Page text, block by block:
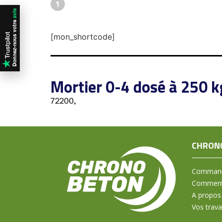
1
[mon_shortcode]
Mortier 0-4 dosé à 250
72200,
A propos
Vos